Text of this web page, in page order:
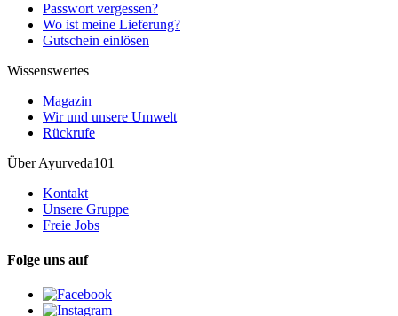
Passwort vergessen?
Wo ist meine Lieferung?
Gutschein einlösen
Wissenswertes
Magazin
Wir und unsere Umwelt
Rückrufe
Über Ayurveda101
Kontakt
Unsere Gruppe
Freie Jobs
Folge uns auf